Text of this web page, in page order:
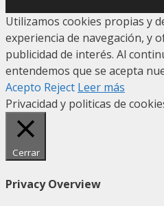
Utilizamos cookies propias y
experiencia de navegación, y
publicidad de interés. Al
entendemos que se acepta
Acepto Reject Leer más
Privacidad y politicas de
Cerrar
Privacy Overview